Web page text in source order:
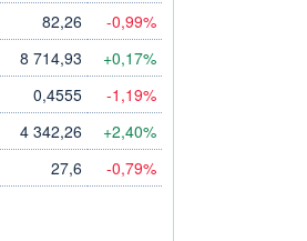
82,26 -0,99%
8 714,93 +0,17%
0,4555 -1,19%
4 342,26 +2,40%
27,6 -0,79%